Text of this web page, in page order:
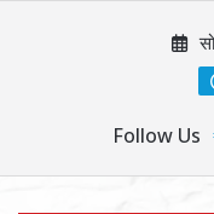
Follow Us